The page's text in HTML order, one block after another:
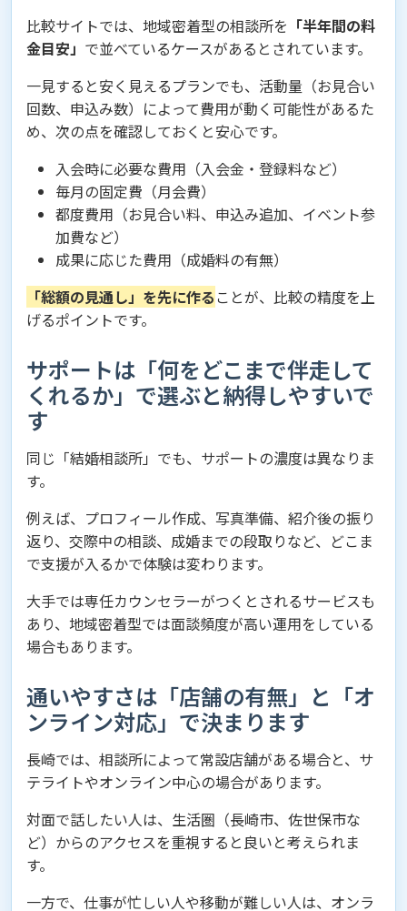
比較サイトでは、地域密着型の相談所を 「半年間の料
金目安」 で並べているケースがあるとされています。
一見すると安く見えるプランでも、活動量（お見合い
回数、申込み数）によって費用が動く可能性があるた
め、次の点を確認しておくと安心です。
入会時に必要な費用（入会金・登録料など）
毎月の固定費（月会費）
都度費用（お見合い料、申込み追加、イベント参
加費など）
成果に応じた費用（成婚料の有無）
「総額の見通し」を先に作る ことが、比較の精度を上
げるポイントです。
サポートは「何をどこまで伴走して
くれるか」で選ぶと納得しやすいで
す
同じ「結婚相談所」でも、サポートの濃度は異なりま
す。
例えば、プロフィール作成、写真準備、紹介後の振り
返り、交際中の相談、成婚までの段取りなど、どこま
で支援が入るかで体験は変わります。
大手では専任カウンセラーがつくとされるサービスも
あり、地域密着型では面談頻度が高い運用をしている
場合もあります。
通いやすさは「店舗の有無」と「オ
ンライン対応」で決まります
長崎では、相談所によって常設店舗がある場合と、サ
テライトやオンライン中心の場合があります。
対面で話したい人は、生活圏（長崎市、佐世保市な
ど）からのアクセスを重視すると良いと考えられま
す。
一方で、仕事が忙しい人や移動が難しい人は、オンラ